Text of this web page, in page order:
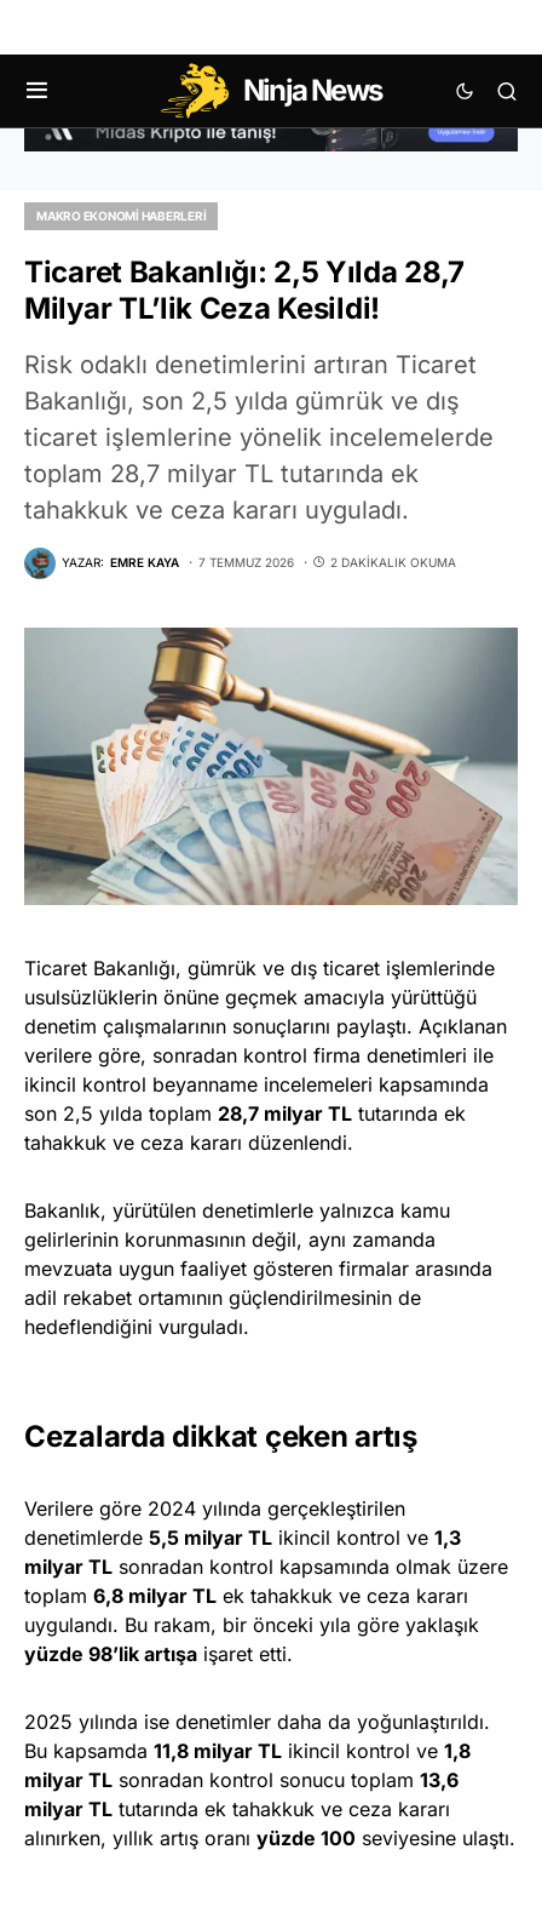
Ninja News
MAKRO EKONOMI HABERLERI
Ticaret Bakanlığı: 2,5 Yılda 28,7
Milyar TL’lik Ceza Kesildi!
Risk odaklı denetimlerini artıran Ticaret
Bakanlığı, son 2,5 yılda gümrük ve dış
ticaret işlemlerine yönelik incelemelerde
toplam 28,7 milyar TL tutarında ek
tahakkuk ve ceza kararı uyguladı.
YAZAR: EMRE KAYA 7 TEMMUZ 2026 2 DAKIKALIK OKUMA
Ticaret Bakanlığı, gümrük ve dış ticaret işlemlerinde
usulsüzlüklerin önüne geçmek amacıyla yürüttüğü
denetim çalışmalarının sonuçlarını paylaştı. Açıklanan
verilere göre, sonradan kontrol firma denetimleri ile
ikincil kontrol beyanname incelemeleri kapsamında
son 2,5 yılda toplam 28,7 milyar TL tutarında ek
tahakkuk ve ceza kararı düzenlendi.
Bakanlık, yürütülen denetimlerle yalnızca kamu
gelirlerinin korunmasının değil, aynı zamanda
mevzuata uygun faaliyet gösteren firmalar arasında
adil rekabet ortamının güçlendirilmesinin de
hedeflendiğini vurguladı.
Cezalarda dikkat çeken artış
Verilere göre 2024 yılında gerçekleştirilen
denetimlerde 5,5 milyar TL ikincil kontrol ve 1,3
milyar TL sonradan kontrol kapsamında olmak üzere
toplam 6,8 milyar TL ek tahakkuk ve ceza kararı
uygulandı. Bu rakam, bir önceki yıla göre yaklaşık
yüzde 98’lik artışa işaret etti.
2025 yılında ise denetimler daha da yoğunlaştırıldı.
Bu kapsamda 11,8 milyar TL ikincil kontrol ve 1,8
milyar TL sonradan kontrol sonucu toplam 13,6
milyar TL tutarında ek tahakkuk ve ceza kararı
alınırken, yıllık artış oranı yüzde 100 seviyesine ulaştı.